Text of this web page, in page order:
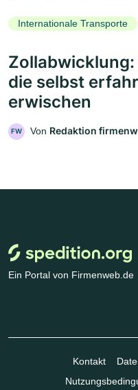
Internationale Transporte
die selbst
erwischen
FW Von Redaktion
Ein Portal von Firmenweb.de
Kontakt